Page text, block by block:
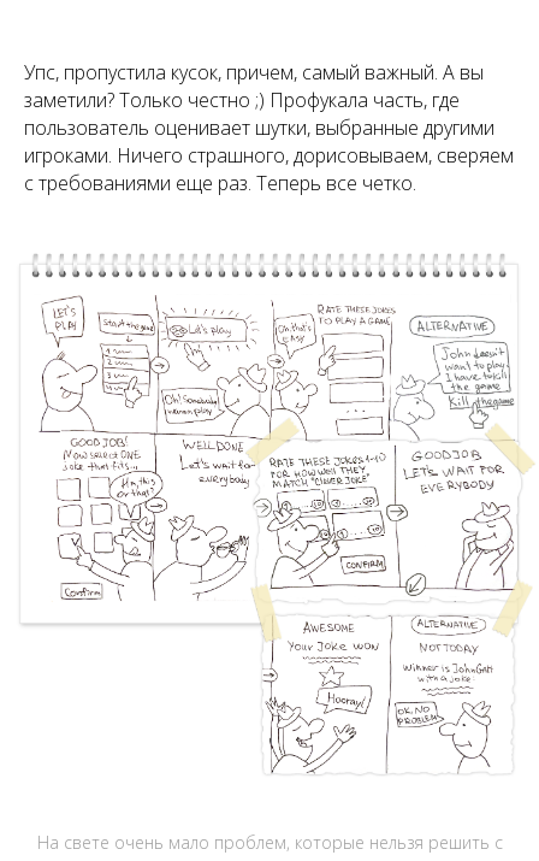
Упс, пропустила кусок, причем, самый важный. А вы
заметили? Только честно ;) Профукала часть, где
пользователь оценивает шутки, выбранные другими
игроками. Ничего страшного, дорисовываем, сверяем
с требованиями еще раз. Теперь все четко.
На свете очень мало проблем, которые нельзя решить с